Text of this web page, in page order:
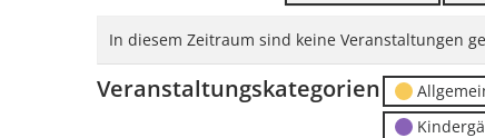
In diesem Zeitraum sind keine Veranstaltungen
Veranstaltungskategorien